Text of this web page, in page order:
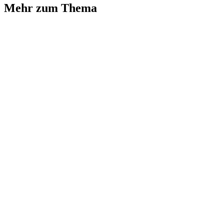
Mehr zum Thema